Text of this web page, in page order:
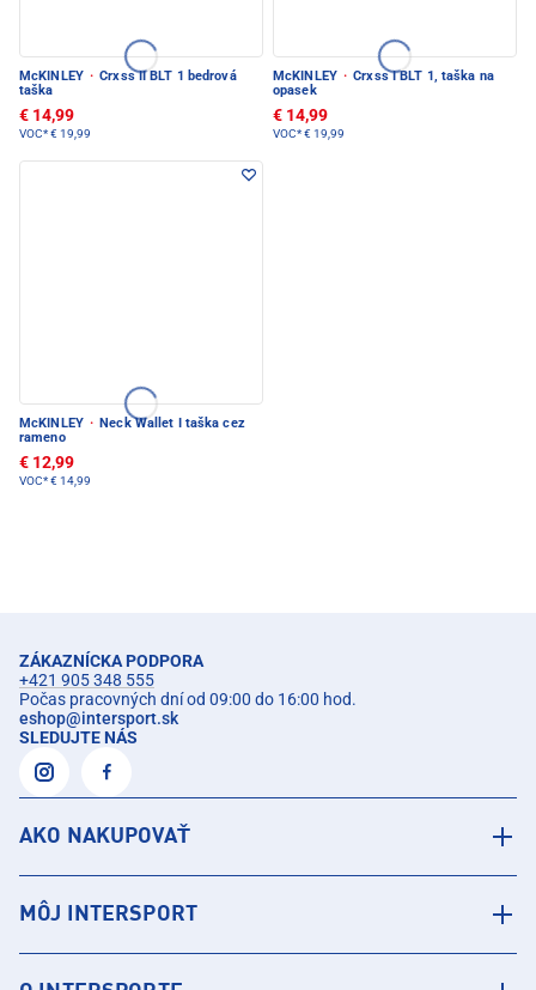
McKINLEY · Crxss II BLT 1 bedrová
taška
€ 14,99
VOC*€ 19,99
McKINLEY · Crxss I BLT 1, taška na
opasek
€ 14,99
VOC*€ 19,99
McKINLEY · Neck Wallet I taška cez
rameno
€ 12,99
VOC*€ 14,99
ZÁKAZNÍCKA PODPORA
+421 905 348 555
Počas pracovných dní od 09:00 do 16:00 hod.
eshop@intersport.sk
SLEDUJTE NÁS
AKO NAKUPOVAŤ
MÔJ INTERSPORT